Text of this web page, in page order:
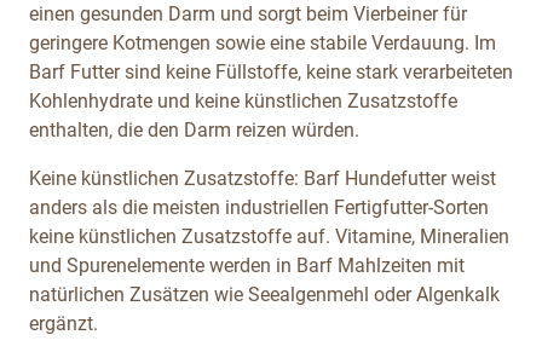
einen gesunden Darm und sorgt beim Vierbeiner für
geringere Kotmengen sowie eine stabile Verdauung. Im
Barf Futter sind keine Füllstoffe, keine stark verarbeiteten
Kohlenhydrate und keine künstlichen Zusatzstoffe
enthalten, die den Darm reizen würden.
Keine künstlichen Zusatzstoffe: Barf Hundefutter weist
anders als die meisten industriellen Fertigfutter-Sorten
keine künstlichen Zusatzstoffe auf. Vitamine, Mineralien
und Spurenelemente werden in Barf Mahlzeiten mit
natürlichen Zusätzen wie Seealgenmehl oder Algenkalk
ergänzt.